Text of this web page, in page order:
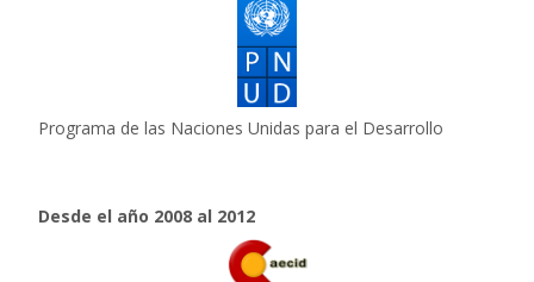
Programa de las Naciones Unidas para el Desarrollo
Desde el año 2008 al 2012